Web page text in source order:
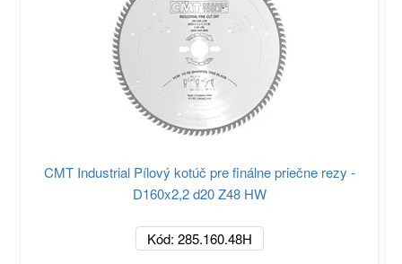
CMT Industrial Pílový kotúč pre finálne priečne rezy -
D160x2,2 d20 Z48 HW
Kód: 285.160.48H